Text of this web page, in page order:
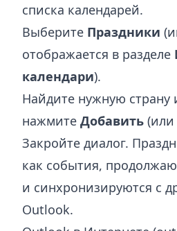
списка календарей.
Выберите Праздники
отображается в разделе
календари).
Найдите нужную страну
нажмите Добавить (или
Закройте диалог.
как события,
и синхронизируются с
Outlook.